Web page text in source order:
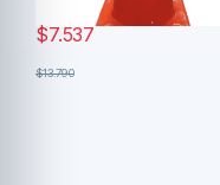
$7.537
$13.790